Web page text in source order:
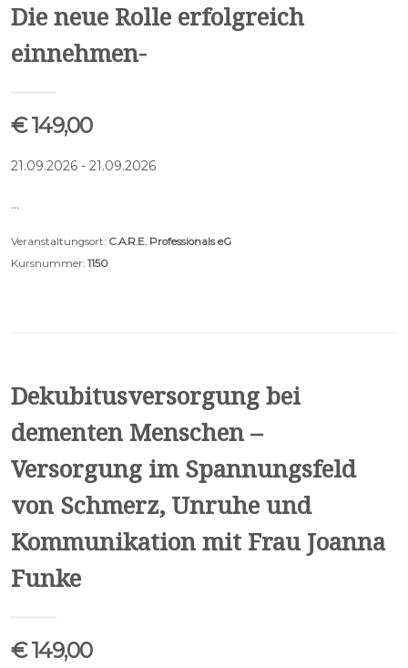
Die neue Rolle erfolgreich
einnehmen-
€ 149,00
21.09.2026 - 21.09.2026
…
Veranstaltungsort: C.A.R.E. Professionals eG
Kursnummer: 1150
Dekubitusversorgung bei
dementen Menschen –
Versorgung im Spannungsfeld
von Schmerz, Unruhe und
Kommunikation mit Frau Joanna
Funke
€ 149,00